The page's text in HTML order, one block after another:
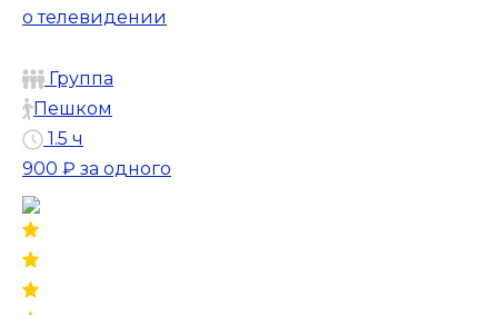
о телевидении
Группа
Пешком
1.5 ч
900 ₽ за одного